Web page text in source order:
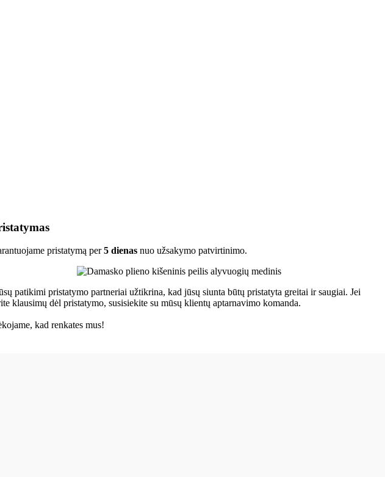
pristatymą per5 dienas nuo užsakymo patvirtinimo.
patikimi pristatymo partneriai užtikrina, kad jūsų siunta būtų pristatyta greitai ir saugiai. Jei
klausimų dėl pristatymo, susisiekite su mūsų klientų aptarnavimo komanda.
kad renkates mus!